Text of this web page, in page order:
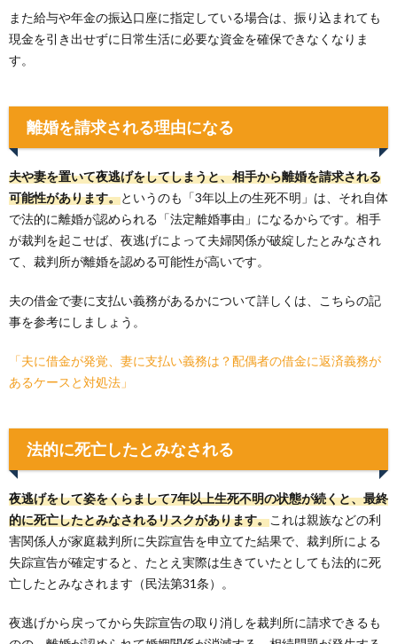
また給与や年金の振込口座に指定している場合は、振り込まれても
現金を引き出せずに日常生活に必要な資金を確保できなくなりま
す。
離婚を請求される理由になる
夫や妻を置いて夜逃げをしてしまうと、相手から離婚を請求される
可能性があります。というのも「3年以上の生死不明」は、それ自体
で法的に離婚が認められる「法定離婚事由」になるからです。相手
が裁判を起こせば、夜逃げによって夫婦関係が破綻したとみなされ
て、裁判所が離婚を認める可能性が高いです。
夫の借金で妻に支払い義務があるかについて詳しくは、こちらの記
事を参考にしましょう。
「夫に借金が発覚、妻に支払い義務は？配偶者の借金に返済義務が
あるケースと対処法」
法的に死亡したとみなされる
夜逃げをして姿をくらまして7年以上生死不明の状態が続くと、最終
的に死亡したとみなされるリスクがあります。これは親族などの利
害関係人が家庭裁判所に失踪宣告を申立てた結果で、裁判所による
失踪宣告が確定すると、たとえ実際は生きていたとしても法的に死
亡したとみなされます（民法第31条）。
夜逃げから戻ってから失踪宣告の取り消しを裁判所に請求できるも